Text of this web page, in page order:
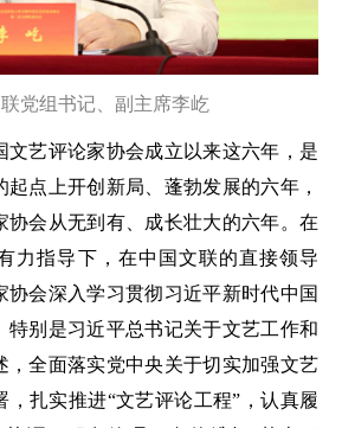
党组书记、副主席李屹
艺评论家协会成立以来这六年，是
点上开创新局、蓬勃发展的六年，
协会从无到有、成长壮大的六年。在
力指导下，在中国文联的直接领导
协会深入学习贯彻习近平新时代中国
特别是习近平总书记关于文艺工作和
，全面落实党中央关于切实加强文艺
，扎实推进“文艺评论工程”，认真履